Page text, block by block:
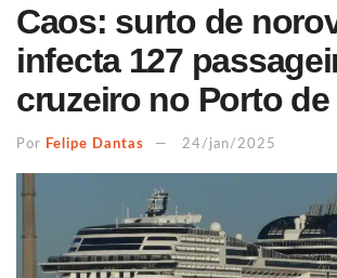
Caos: surto de
infecta 127
cruzeiro no Porto
Por Felipe Dantas 24/jan/2025